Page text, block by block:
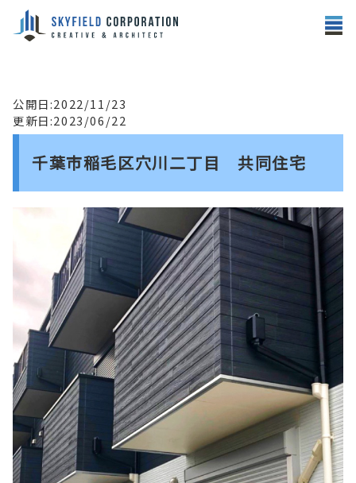
公開日:2022/11/23
更新日:2023/06/22
千葉市稲毛区穴川二丁目 共同住宅